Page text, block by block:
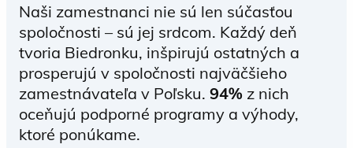
Naši zamestnanci nie sú len súčasťou
spoločnosti – sú jej srdcom. Každý deň
tvoria Biedronku, inšpirujú ostatných a
prosperujú v spoločnosti najväčšieho
zamestnávateľa v Poľsku. 94% z nich
oceňujú podporné programy a výhody,
ktoré ponúkame.